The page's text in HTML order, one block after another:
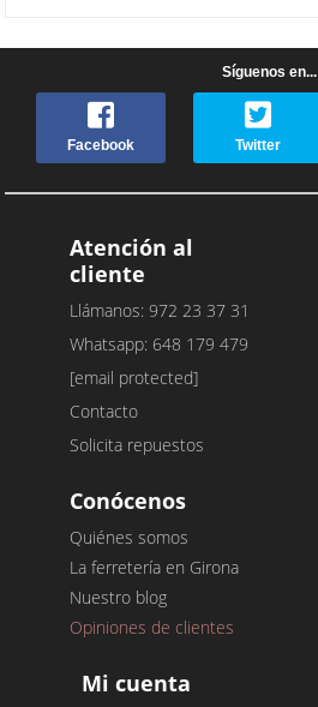
Síguenos en...
Facebook Twitter
Atención al
cliente
Llámanos: 972 23 37 31
Whatsapp: 648 179 479
[email protected]
Contacto
Solicita repuestos
Conócenos
Quiénes somos
La ferretería en Girona
Nuestro blog
Opiniones de clientes
Mi cuenta